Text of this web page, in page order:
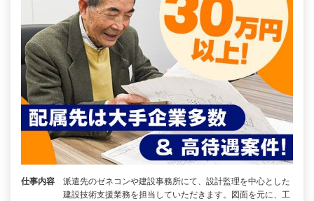
仕事内容
派遣先のゼネコンや建設事務所にて、設計監理を中心とした
建設技術支援業務を担当していただきます。図面を元に、工